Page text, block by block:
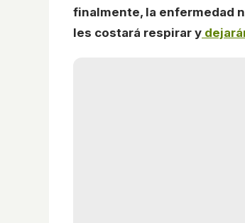
finalmente, la enfermedad
les costará respirar y